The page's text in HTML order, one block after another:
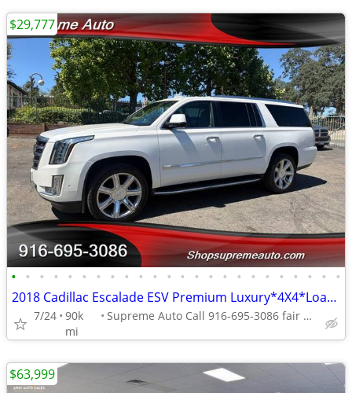
• • • • • • • • • • • • • • • • • • • • • • • •
2018 Cadillac Escalade ESV Premium Luxury*4X4*Loaded*DVD Player*
7/24 90k
mi
Supreme Auto Call 916-695-3086 fair oaks
$29,777
$63,999